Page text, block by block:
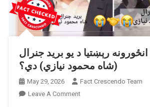
انځورونه رېښتیا د یو برید جنرال
(شاه محمود نیازي) دي؟
May 29, 2026
Fact Crescendo Team
Leave A CommentOn